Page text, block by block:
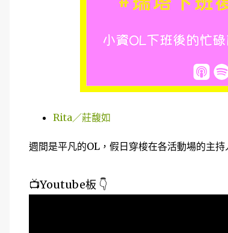
Rita／莊馥如
週間是平凡的OL，假日穿梭在各活動場的主
📺Youtube板 👇